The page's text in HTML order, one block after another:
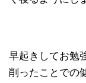
早起きしてお勉
削ったことでの